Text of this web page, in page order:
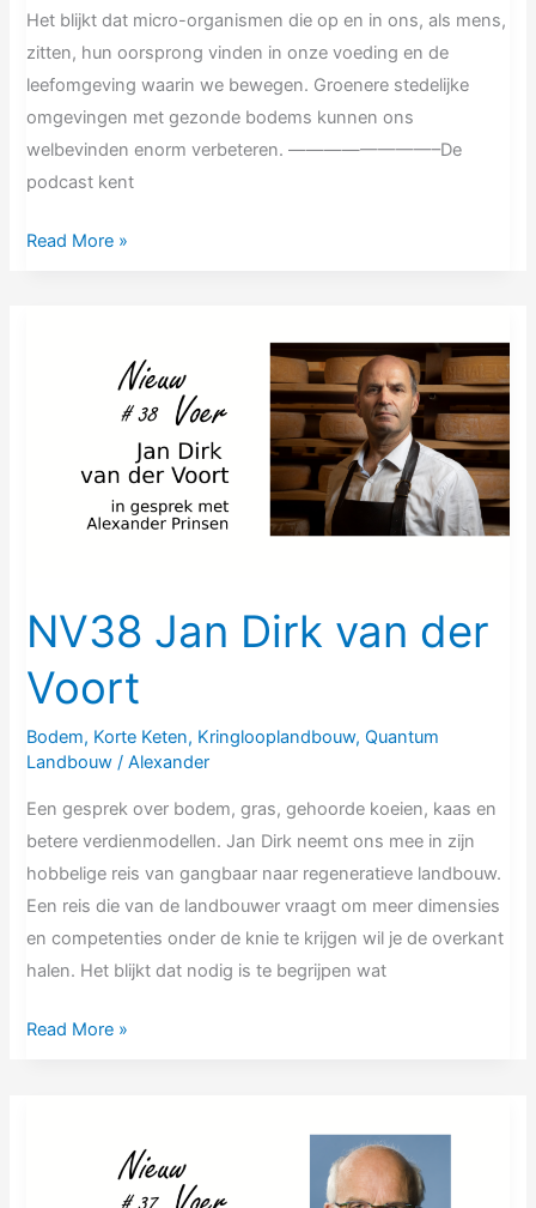
Het blijkt dat micro-organismen die op en in ons, als mens,
zitten, hun oorsprong vinden in onze voeding en de
leefomgeving waarin we bewegen. Groenere stedelijke
omgevingen met gezonde bodems kunnen ons
welbevinden enorm verbeteren. ————————–De
podcast kent
Read More »
NV38 Jan Dirk van der
Voort
Bodem, Korte Keten, Kringlooplandbouw,Quantum
Landbouw /Alexander
Een gesprek over bodem, gras, gehoorde koeien, kaas en
betere verdienmodellen. Jan Dirk neemt ons mee in zijn
hobbelige reis van gangbaar naar regeneratieve landbouw.
Een reis die van de landbouwer vraagt om meer dimensies
en competenties onder de knie te krijgen wil je de overkant
halen. Het blijkt dat nodig is te begrijpen wat
Read More »